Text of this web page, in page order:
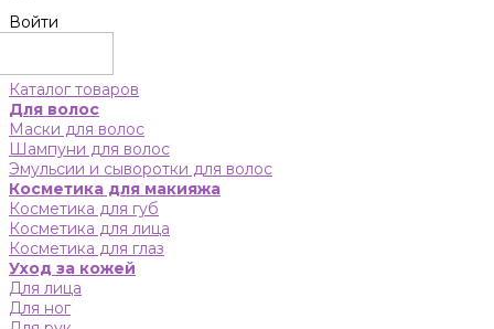
Войти
Каталог товаров
Для волос
Маски для волос
Шампуни для волос
Эмульсии и сыворотки для волос
Косметика для макияжа
Косметика для губ
Косметика для лица
Косметика для глаз
Уход за кожей
Для лица
Для ног